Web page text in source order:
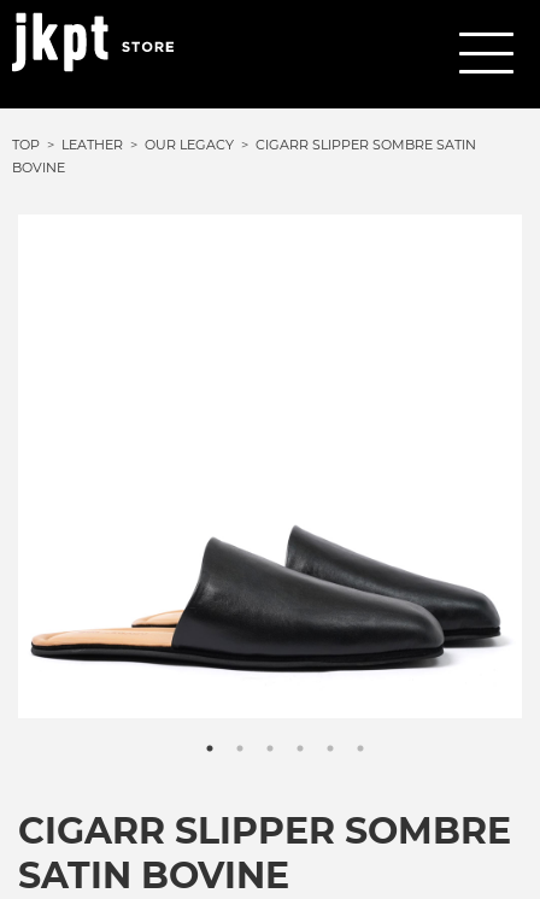
TOP LEATHER OUR LEGACY
CIGARR SLIPPER SOMBRE SATIN
BOVINE
CIGARR SLIPPER SOMBRE
SATIN BOVINE